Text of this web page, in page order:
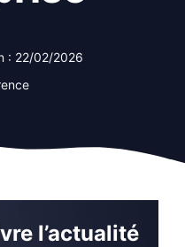
: 22/02/2026
l’actualité